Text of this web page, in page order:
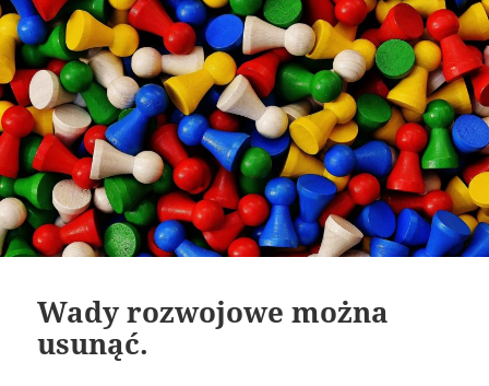
Wady rozwojowe można
usunąć.